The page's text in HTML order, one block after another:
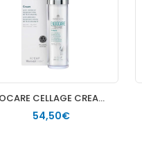
ENDOCARE CELLAGE CREAM 1 ENVASE 50 ML
54,50€